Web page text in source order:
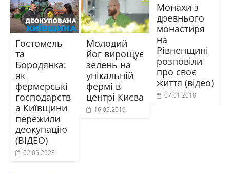
Гостомель
та
Бородянка:
як
фермерські
господарств
а Київщини
пережили
деокупацію
(ВІДЕО)
02.05.2023
Молодий
йог вирощує
зелень на
унікальній
фермі в
центрі Києва
16.05.2019
Монахи з
древнього
монастиря
на
Рівненщині
розповіли
про своє
життя (відео)
07.01.2018